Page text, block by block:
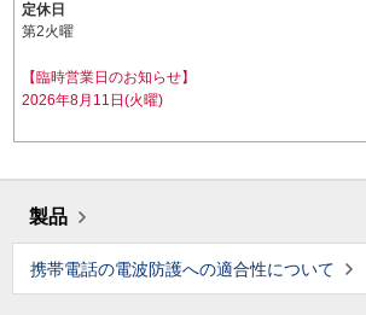
定休日
第2火曜
【臨時営業日のお知らせ】
2026年8月11日(火曜)
製品
携帯電話の電波防護への適合性について